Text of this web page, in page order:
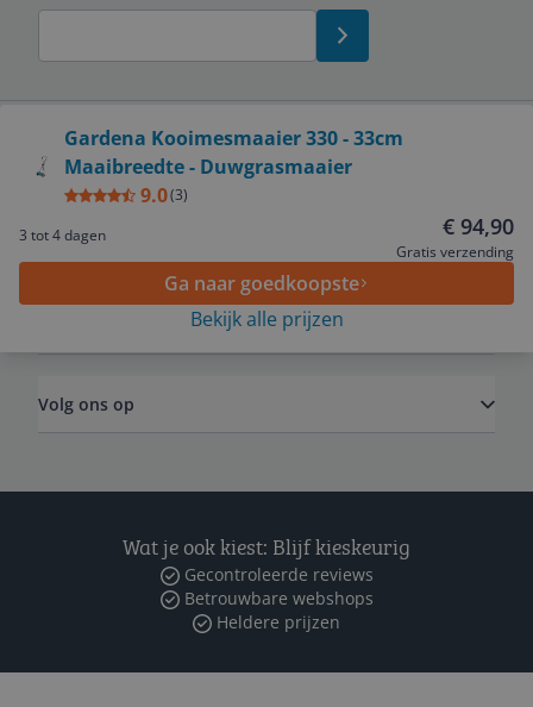
Gardena Kooimesmaaier 330 - 33cm
Maaibreedte - Duwgrasmaaier
9.0(3)
3 tot 4 dagen
€ 94,90
Gratis verzending
Ga naar goedkoopste
Bekijk alle prijzen
Service
Algemeen
Volg ons op
Wat je ook kiest: Blijf kieskeurig
Gecontroleerde reviews
Betrouwbare webshops
Heldere prijzen